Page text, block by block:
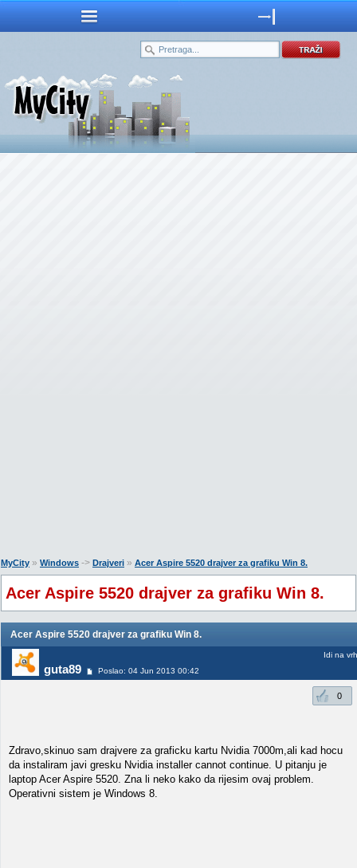
MyCity » Windows -> Drajveri » Acer Aspire 5520 drajver za grafiku Win 8.
Acer Aspire 5520 drajver za grafiku Win 8.
Acer Aspire 5520 drajver za grafiku Win 8.
guta89 Poslao: 04 Jun 2013 00:42
Idi na vrh
0
Zdravo,skinuo sam drajvere za graficku kartu Nvidia 7000m,ali kad hocu
da instaliram javi gresku Nvidia installer cannot continue. U pitanju je
laptop Acer Aspire 5520. Zna li neko kako da rijesim ovaj problem.
Operativni sistem je Windows 8.